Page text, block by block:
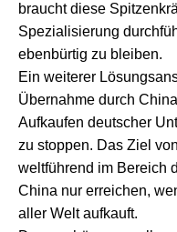
braucht diese
Spezialisierung
ebenbürtig zu bleiben.
Ein weiterer
Übernahme durch
Aufkaufen deutscher
zu stoppen. Das Ziel
weltführend im Bereich
China nur erreichen,
aller Welt aufkauft.